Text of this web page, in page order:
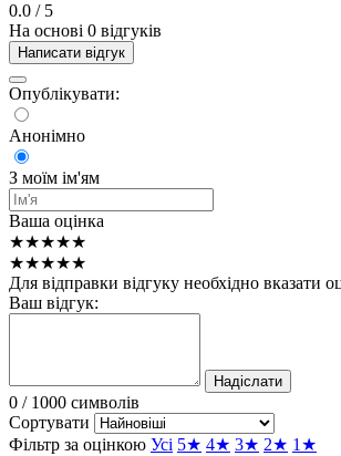
0.0 / 5
На основі 0 відгуків
Написати відгук
Опублікувати:
Анонімно
З моїм ім'ям
Ваша оцінка
★★★★★
★★★★★
Для відправки відгуку необхідно вказати
Ваш відгук:
Надіслати
0 / 1000 символів
Сортувати
Фільтр за оцінкою Усі 5★ 4★ 3★ 2★ 1★